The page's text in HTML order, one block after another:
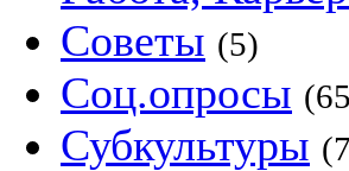
Советы (5)
Соц.опросы
Субкультуры